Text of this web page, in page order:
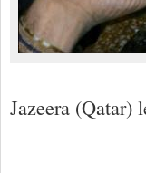
Jazeera (Qatar)